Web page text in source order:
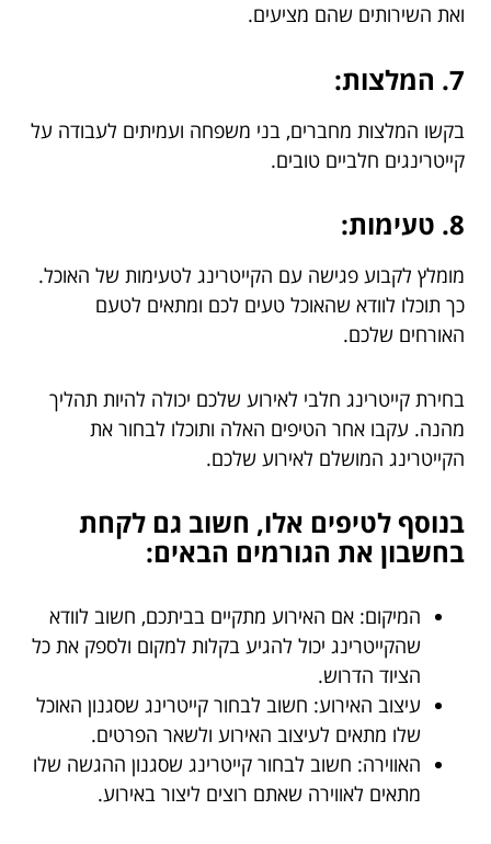
ואת השירותים שהם מציעים.
7. המלצות:
בקשו המלצות מחברים, בני משפחה ועמיתים לעבודה על
קייטרינגים חלביים טובים.
8. טעימות:
מומלץ לקבוע פגישה עם הקייטרינג לטעימות של האוכל.
כך תוכלו לוודא שהאוכל טעים לכם ומתאים לטעם
האורחים שלכם.
בחירת קייטרינג חלבי לאירוע שלכם יכולה להיות תהליך
מהנה. עקבו אחר הטיפים האלה ותוכלו לבחור את
הקייטרינג המושלם לאירוע שלכם.
בנוסף לטיפים אלו, חשוב גם לקחת
בחשבון את הגורמים הבאים:
המיקום: אם האירוע מתקיים בביתכם, חשוב לוודא
שהקייטרינג יכול להגיע בקלות למקום ולספק את כל
הציוד הדרוש.
עיצוב האירוע: חשוב לבחור קייטרינג שסגנון האוכל
שלו מתאים לעיצוב האירוע ולשאר הפרטים.
האווירה: חשוב לבחור קייטרינג שסגנון ההגשה שלו
מתאים לאווירה שאתם רוצים ליצור באירוע.